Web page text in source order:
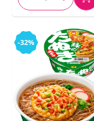
-32%